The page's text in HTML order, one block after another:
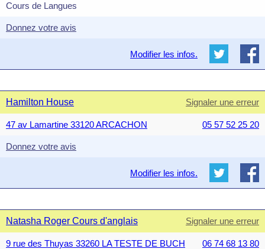
Cours de Langues
Donnez votre avis
Modifier les infos.
Hamilton House Signaler une erreur
47 av Lamartine 33120 ARCACHON 05 57 52 25 20
Donnez votre avis
Modifier les infos.
Natasha Roger Cours d'anglais Signaler une erreur
9 rue des Thuyas 33260 LA TESTE DE BUCH
06 74 68 13 80